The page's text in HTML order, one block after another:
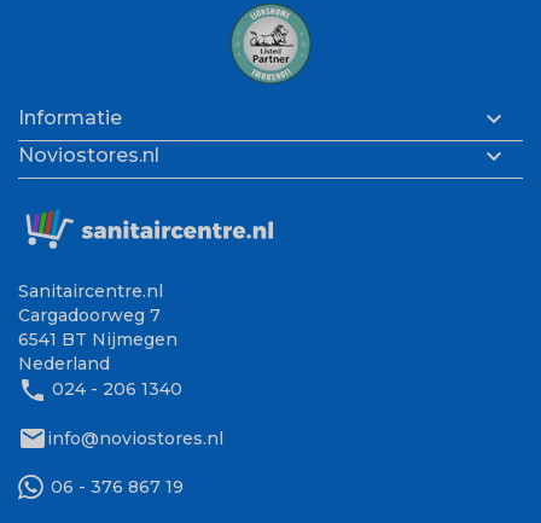
Informatie 
Noviostores.nl 
Sanitaircentre.nl
Cargadoorweg 7
6541 BT Nijmegen
Nederland
phone 024 - 206 1340
mailinfo@noviostores.nl
06 - 376 867 19